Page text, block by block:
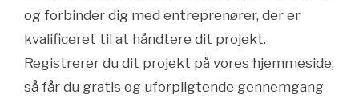
og forbinder dig med entreprenører, der er
kvalificeret til at håndtere dit projekt.
Registrerer du dit projekt på vores hjemmeside,
så får du gratis og uforpligtende gennemgang